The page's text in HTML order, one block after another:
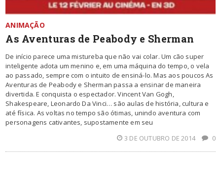
ANIMAÇÃO
As Aventuras de Peabody e Sherman
De início parece uma mistureba que não vai colar. Um cão super
inteligente adota um menino e, em uma máquina do tempo, o vela
ao passado, sempre com o intuito de ensiná-lo. Mas aos poucos As
Aventuras de Peabody e Sherman passa a ensinar de maneira
divertida. E conquista o espectador. Vincent Van Gogh,
Shakespeare, Leonardo Da Vinci… são aulas de história, cultura e
até física. As voltas no tempo são ótimas, unindo aventura com
personagens cativantes, supostamente em seu
3 DE OUTUBRO DE 2014
0